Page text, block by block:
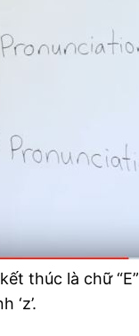
thúc là chữ “E”
‘z’.